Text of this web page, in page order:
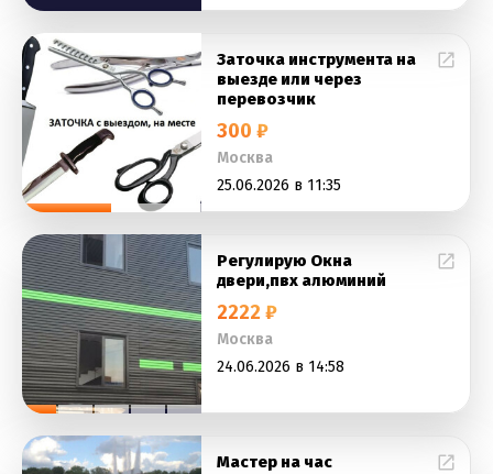
Заточка инструмента на
выезде или через
перевозчик
300 ₽
Москва
25.06.2026 в 11:35
Регулирую Окна
двери,пвх алюминий
2222 ₽
Москва
24.06.2026 в 14:58
Мастер на час